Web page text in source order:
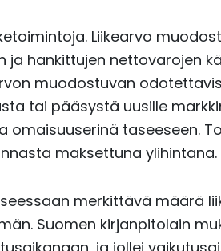
Liikearvo
ja hankittujen nettovarojen
muodostuvan
tai pääsystä uusille
taseeseen.
maksettuna ylihintana.
merkittävä määrä
Suomen kirjanpitolain